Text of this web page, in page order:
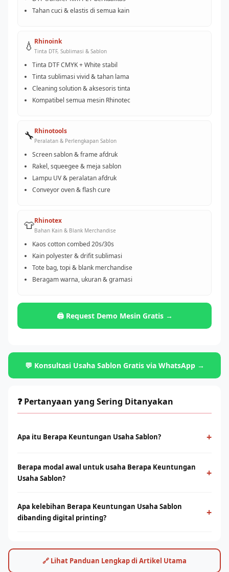
Tahan cuci & elastis di semua kain
💧 Rhinoink
Tinta DTF, Sublimasi & Sablon
Tinta DTF CMYK + White stabil
Tinta sublimasi vivid & tahan lama
Cleaning solution & aksesoris tinta
Kompatibel semua mesin Rhinotec
🔧Rhinotools
Peralatan & Perlengkapan Sablon
Screen sablon & frame afdruk
Rakel, squeegee & meja sablon
Lampu UV & peralatan afdruk
Conveyor oven & flash cure
👕Rhinotex
Bahan Kain & Blank Merchandise
Kaos cotton combed 20s/30s
Kain polyester & drifit sublimasi
Tote bag, topi & blank merchandise
Beragam warna, ukuran & gramasi
🖨️ Request Demo Mesin Gratis →
💬 Konsultasi Usaha Sablon Gratis via WhatsApp →
❓ Pertanyaan yang Sering Ditanyakan
Apa itu Berapa Keuntungan Usaha Sablon? +
konvensional menggunakan screen dan tinta yang ditekan ke
permukaan kain. Cocok untuk produksi massal dengan desain
Berapa modal awal untuk usaha Berapa Keuntungan
Usaha Sablon?
+
starter manual hingga mesin otomatis. Konsultasikan dengan
tim Rhino Indonesia untuk simulasi usaha sesuai budget Anda.
Apa kelebihan Berapa Keuntungan Usaha Sablon
dibanding digital printing?
+
rendah. Digital printing (DTF/sublimasi) unggul untuk order
satuan, full-color, dan desain detail. Keduanya bisa saling
🔗 Lihat Panduan Lengkap di Artikel Utama